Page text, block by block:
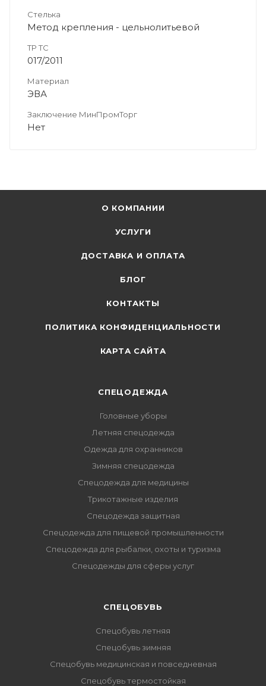
Стелька
Метод крепления - цельнолитьевой
ТР ТС
017/2011
Материал
ЭВА
Заключение МинПромТорг
Нет
О КОМПАНИИ
УСЛУГИ
ДОСТАВКА И ОПЛАТА
БЛОГ
КОНТАКТЫ
ПОЛИТИКА КОНФИДЕНЦИАЛЬНОСТИ
КАРТА САЙТА
СПЕЦОДЕЖДА
Головные уборы
Летняя спецодежда
Одежда для охранников
Зимняя спецодежда
Спецодежда для медицины
Трикотажные изделия
Спецодежда защитная
Спецодежда для пищевой промышленности
Спецодежда для рыбалки, охоты и туризма
Спецодежды для сферы услуг
CПЕЦОБУВЬ
Спецобувь летняя
Спецобувь зимняя
Спецобувь медицинская и повседневная
Спецобувь термостойкая